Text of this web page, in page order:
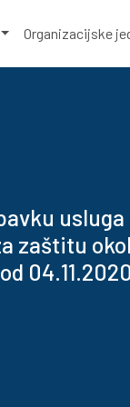
Organizacijske
zaštitu